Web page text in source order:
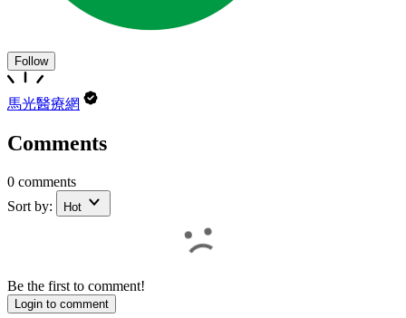
Follow
馬光醫療網
Comments
0 comments
Sort by:
Hot
Be the first to comment!
Login to comment